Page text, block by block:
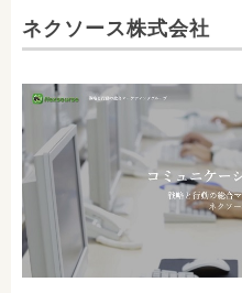
ネクソース株式会社